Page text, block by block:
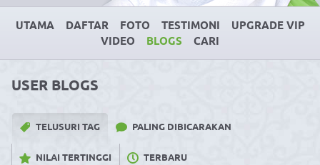
UTAMA DAFTAR FOTO TESTIMONI
UPGRADE VIP
VIDEO
BLOGS CARI
USER BLOGS
TELUSURI TAG PALING DIBICARAKAN
NILAI TERTINGGI TERBARU